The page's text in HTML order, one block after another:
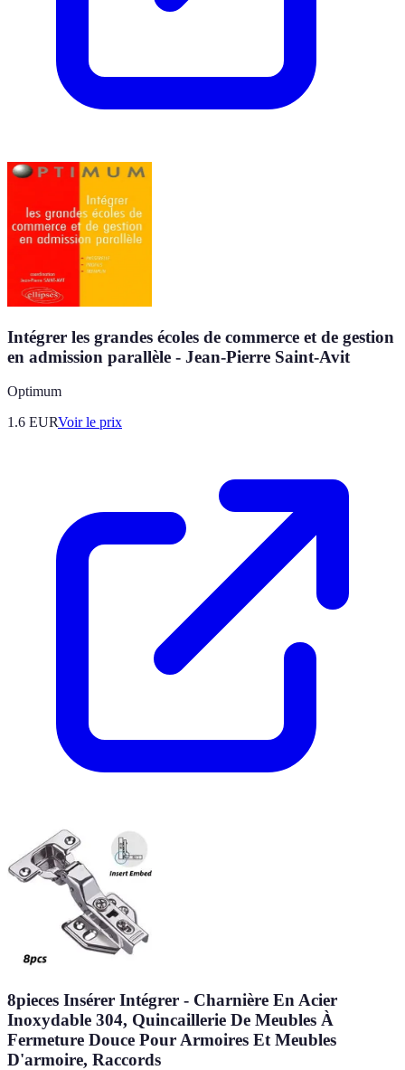
Intégrer les grandes écoles de commerce et de gestion
en admission parallèle - Jean-Pierre Saint-Avit
Optimum
1.6 EURVoir le prix
8pieces Insérer Intégrer - Charnière En Acier
Inoxydable 304, Quincaillerie De Meubles À
Fermeture Douce Pour Armoires Et Meubles
D'armoire, Raccords